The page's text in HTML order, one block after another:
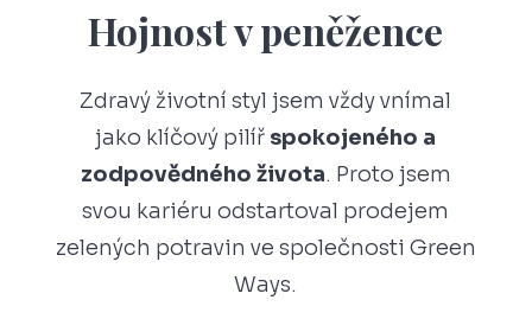
Hojnost v peněžence
Zdravý životní styl jsem vždy vnímal
jako klíčový pilíř spokojeného a
zodpovědného života. Proto jsem
svou kariéru odstartoval prodejem
zelených potravin ve společnosti Green
Ways.